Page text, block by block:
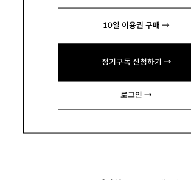
10일 이용권 구매 →
정기구독 신청하기 →
로그인 →